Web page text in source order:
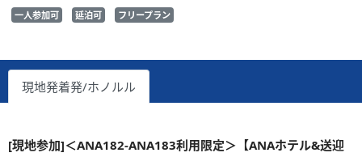
一人参加可 延泊可 フリープラン
現地発着発/ホノルル
[現地参加]＜ANA182-ANA183利用限定＞【ANAホテル&送迎